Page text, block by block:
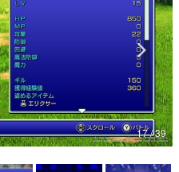
17 / 39